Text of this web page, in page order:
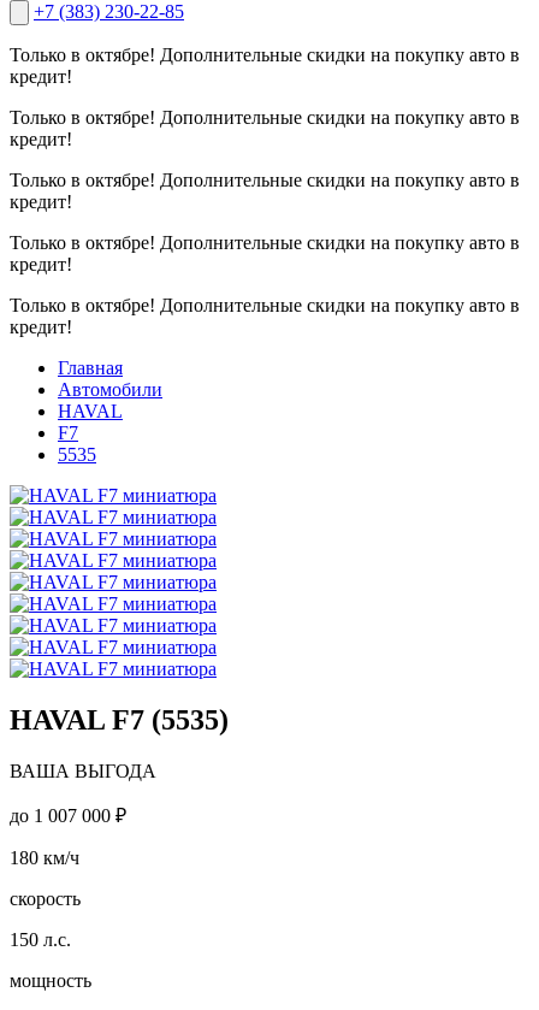
+7 (383) 230-22-85
Только в октябре! Дополнительные скидки на покупку авто в
кредит!
Только в октябре! Дополнительные скидки на покупку авто в
кредит!
Только в октябре! Дополнительные скидки на покупку авто в
кредит!
Только в октябре! Дополнительные скидки на покупку авто в
кредит!
Только в октябре! Дополнительные скидки на покупку авто в
кредит!
Главная
Автомобили
HAVAL
F7
5535
HAVAL F7 (5535)
ВАША ВЫГОДА
до 1 007 000 ₽
180 км/ч
скорость
150 л.с.
мощность